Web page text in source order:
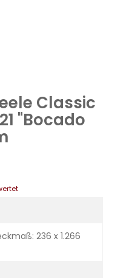
Classic
"Bocado
236 x 1.266